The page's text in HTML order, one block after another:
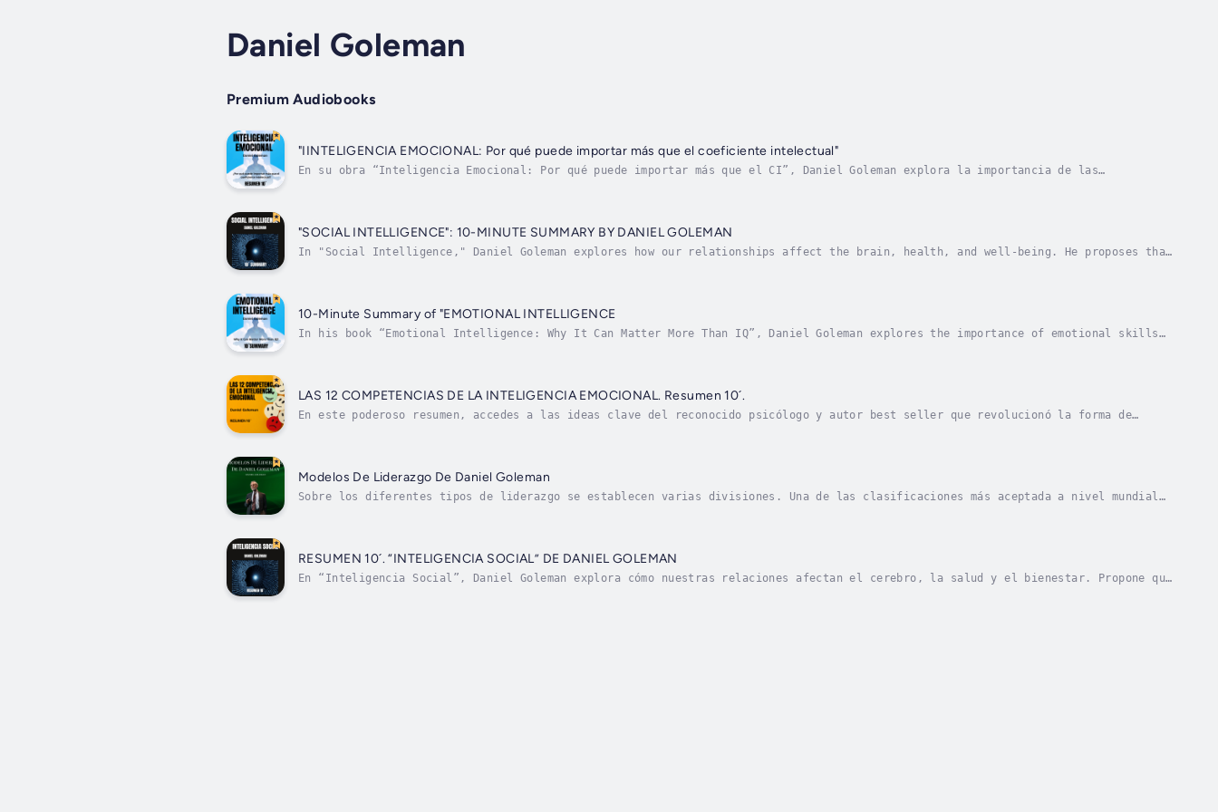
Daniel Goleman
Premium Audiobooks
"IINTELIGENCIA EMOCIONAL: Por qué puede importar más que el coeficiente intelectual"
En su obra “Inteligencia Emocional: Por qué puede importar más que el CI”, Daniel Goleman explora la importancia de las
"SOCIAL INTELLIGENCE": 10-MINUTE SUMMARY BY DANIEL GOLEMAN
In "Social Intelligence," Daniel Goleman explores how our relationships affect the brain, health, and well-being. He proposes that
10-Minute Summary of "EMOTIONAL INTELLIGENCE
In his book “Emotional Intelligence: Why It Can Matter More Than IQ”, Daniel Goleman explores the importance of emotional skills
LAS 12 COMPETENCIAS DE LA INTELIGENCIA EMOCIONAL. Resumen 10´.
En este poderoso resumen, accedes a las ideas clave del reconocido psicólogo y autor best seller que revolucionó la forma de
Modelos De Liderazgo De Daniel Goleman
Sobre los diferentes tipos de liderazgo se establecen varias divisiones. Una de las clasificaciones más aceptada a nivel mundial
RESUMEN 10´. “INTELIGENCIA SOCIAL” DE DANIEL GOLEMAN
En “Inteligencia Social”, Daniel Goleman explora cómo nuestras relaciones afectan el cerebro, la salud y el bienestar. Propone que